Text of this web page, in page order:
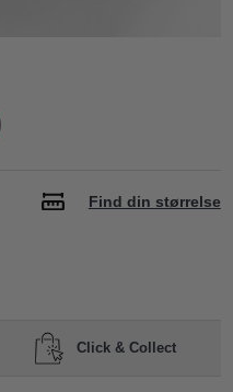
Find din størrelse
Click & Collect